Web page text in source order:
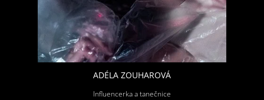
ADÉLA ZOUHAROVÁ
Influencerka a tanečnice